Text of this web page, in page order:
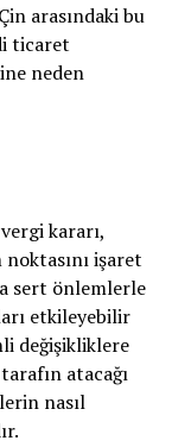
arasındaki bu
ticaret
neden
kararı,
işaret
sert önlemlerle
etkileyebilir
değişikliklere
atacağı
nasıl